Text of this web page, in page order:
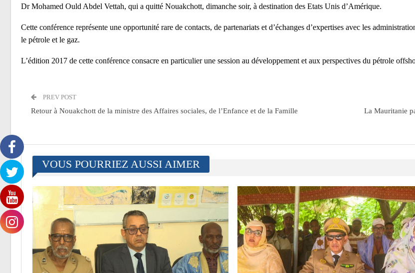
Dr Mohamed Ould Abdel Vettah, qui a quitté Nouakchott, dimanche soir, à destination des Etats Unis d’Amérique.
Cette conférence représente une opportunité rare de contacts, de partenariats et d’échanges d’expertises avec les
le pétrole et le gaz.
L’édition 2017 de cette conférence consacre en particulier une session au développement et aux perspectives du pétrole
PREV POST
Retour à Nouakchott de la ministre des Affaires sociales, de l’Enfance et de la Famille
La Mauritanie
VOUS POURRIEZ AUSSI AIMER